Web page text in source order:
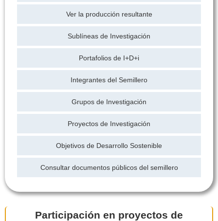
Ver la producción resultante
Sublíneas de Investigación
Portafolios de I+D+i
Integrantes del Semillero
Grupos de Investigación
Proyectos de Investigación
Objetivos de Desarrollo Sostenible
Consultar documentos públicos del semillero
Participación en proyectos de